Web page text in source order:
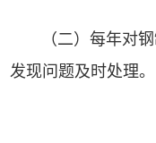
（二）每年对
发现问题及时处理。